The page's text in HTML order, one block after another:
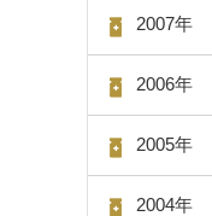
2007年
2006年
2005年
2004年